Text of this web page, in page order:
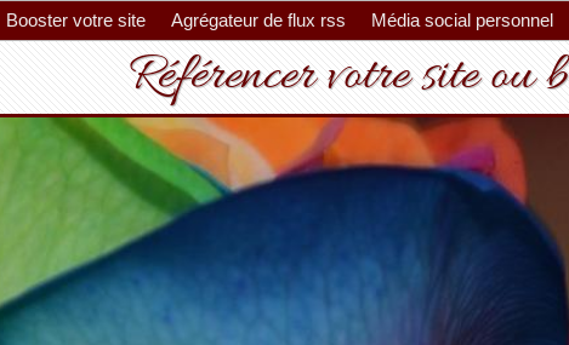
Booster votre site Agrégateur de flux rss Média social personnel
Référencer votre site